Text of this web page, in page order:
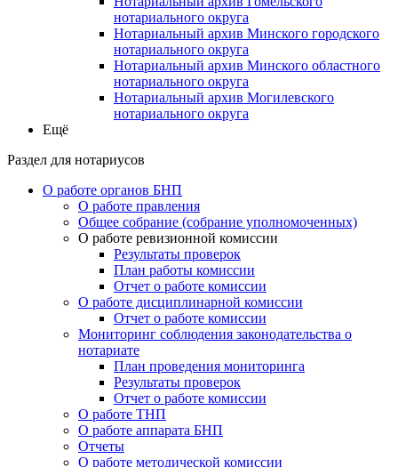
нотариального округа
Нотариальный архив Минского городского
нотариального округа
Нотариальный архив Минского областного
нотариального округа
Нотариальный архив Могилевского
нотариального округа
Ещё
Раздел для нотариусов
О работе органов БНП
О работе правления
Общее собрание (собрание уполномоченных)
О работе ревизионной комиссии
Результаты проверок
План работы комиссии
Отчет о работе комиссии
О работе дисциплинарной комиссии
Отчет о работе комиссии
Мониторинг соблюдения законодательства о
нотариате
План проведения мониторинга
Результаты проверок
Отчет о работе комиссии
О работе ТНП
О работе аппарата БНП
Отчеты
О работе методической комиссии